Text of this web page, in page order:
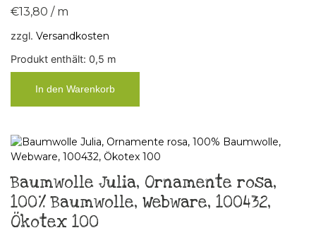
€13,80 / m
zzgl. Versandkosten
Produkt enthält: 0,5 m
In den Warenkorb
Baumwolle Julia, Ornamente rosa,
100% Baumwolle, Webware, 100432,
Ökotex 100